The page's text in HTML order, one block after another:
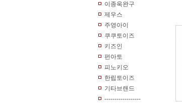
이종욱완구
제우스
주영아이
쿠쿠토이즈
키즈인
펀아토
피노키오
한립토이즈
기타브랜드
------------------